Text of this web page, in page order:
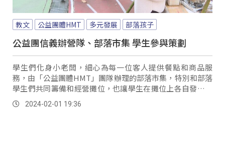
教文 公益團體HMT 多元發展 部落孩子
公益團信義辦營隊、部落市集 學生參與策劃
學生們化身小老闆，細心為每一位客人提供餐點和商品服
務，由「公益團體HMT」團隊辦理的部落市集，特別和部落
學生們共同籌備和經營攤位，也讓學生在攤位上各自發揮、
展現自身創意。
2024-02-01 19:36